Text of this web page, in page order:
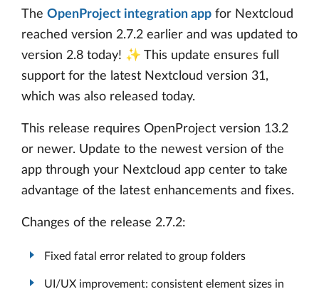
The OpenProject integration app for Nextcloud
reached version 2.7.2 earlier and was updated to
version 2.8 today! ✨ This update ensures full
support for the latest Nextcloud version 31,
which was also released today.
This release requires OpenProject version 13.2
or newer. Update to the newest version of the
app through your Nextcloud app center to take
advantage of the latest enhancements and fixes.
Changes of the release 2.7.2:
Fixed fatal error related to group folders
UI/UX improvement: consistent element sizes in